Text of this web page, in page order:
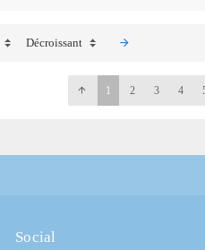
Décroissant
1 2 3 4
Social